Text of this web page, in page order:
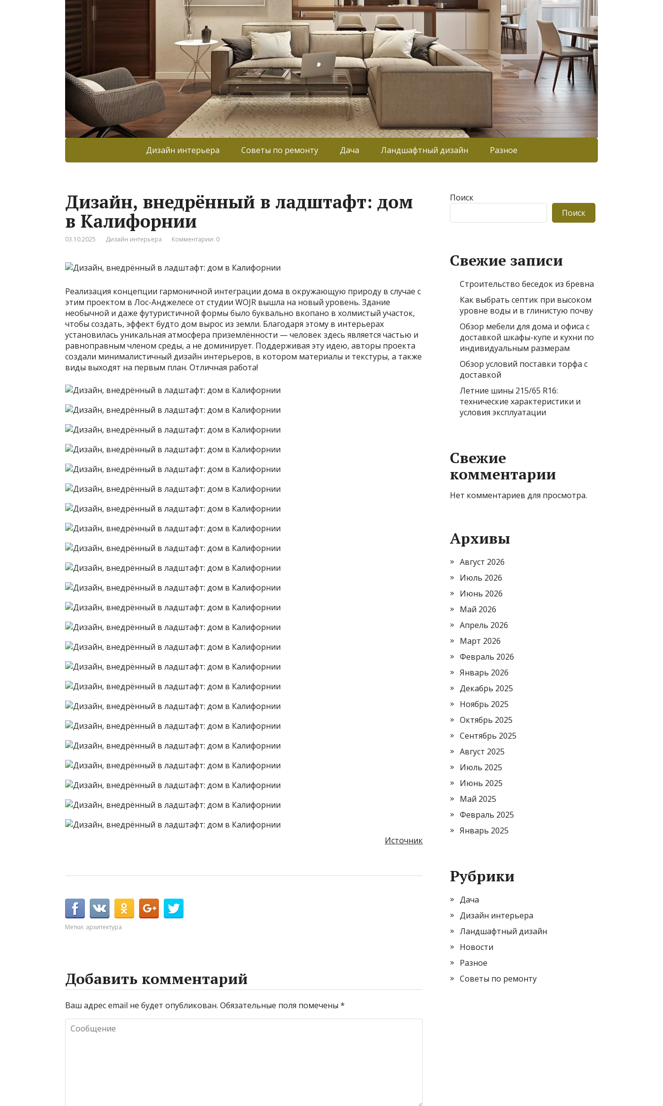
Дизайн интерьера Советы по ремонту Дача Ландшафтный дизайн Разное
Дизайн, внедрённый в ладштафт: дом
в Калифорнии
03.10.2025 Дизайн интерьера Комментарии: 0
Реализация концепции гармоничной интеграции дома в окружающую природу в случае с
этим проектом в Лос-Анджелесе от студии WOJR вышла на новый уровень. Здание
необычной и даже футуристичной формы было буквально вкопано в холмистый участок,
чтобы создать, эффект будто дом вырос из земли. Благодаря этому в интерьерах
установилась уникальная атмосфера приземлённости — человек здесь является частью и
равноправным членом среды, а не доминирует. Поддерживая эту идею, авторы проекта
создали минималистичный дизайн интерьеров, в котором материалы и текстуры, а также
виды выходят на первым план. Отличная работа!
Источник
Метки: архитектура
Добавить комментарий
Ваш адрес email не будет опубликован. Обязательные поля помечены *
Поиск
Поиск
Свежие записи
Строительство беседок из бревна
Как выбрать септик при высоком
уровне воды и в глинистую почву
Обзор мебели для дома и офиса с
доставкой шкафы-купе и кухни по
индивидуальным размерам
Обзор условий поставки торфа с
доставкой
Летние шины 215/65 R16:
технические характеристики и
условия эксплуатации
Свежие
комментарии
Нет комментариев для просмотра.
Архивы
Август 2026
Июль 2026
Июнь 2026
Май 2026
Апрель 2026
Март 2026
Февраль 2026
Январь 2026
Декабрь 2025
Ноябрь 2025
Октябрь 2025
Сентябрь 2025
Август 2025
Июль 2025
Июнь 2025
Май 2025
Февраль 2025
Январь 2025
Рубрики
Дача
Дизайн интерьера
Ландшафтный дизайн
Новости
Разное
Советы по ремонту